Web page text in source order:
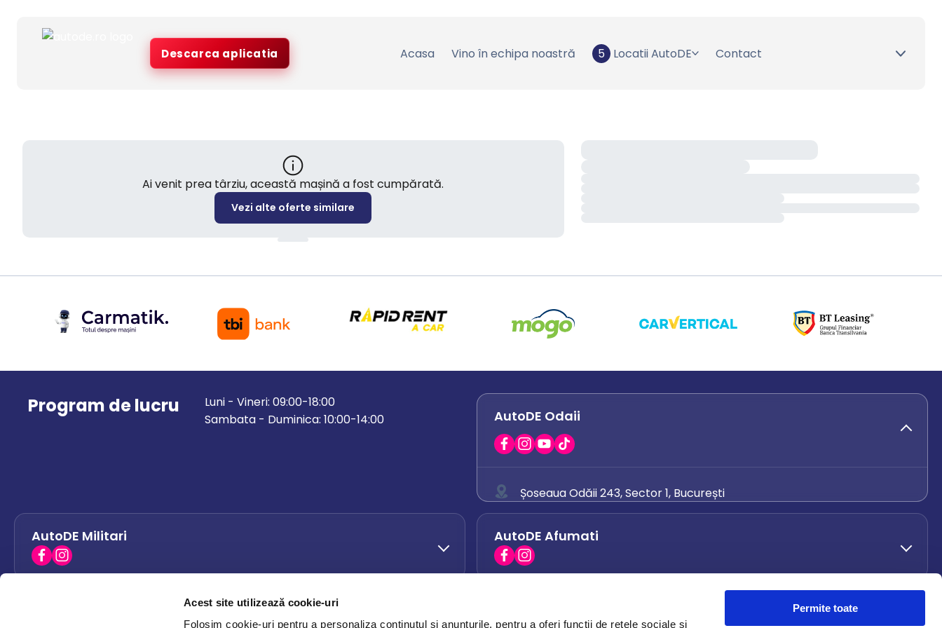
Acest site utilizează cookie-uri
Folosim cookie-uri pentru a personaliza conținutul și anunțurile, pentru a oferi funcții de rețele sociale și
Permite toate
Descarca aplicatia Acasa Vino în echipa noastră 5 Locatii AutoDE Contact
Ai venit prea târziu, această mașină a fost cumpărată.
Vezi alte oferte similare
Program de lucru
Luni - Vineri: 09:00-18:00
Sambata - Duminica: 10:00-14:00
AutoDE Odaii
Șoseaua Odăii 243, Sector 1, București
0742 444 194
office.odaii@autode.ro
AutoDE Militari AutoDE Afumati